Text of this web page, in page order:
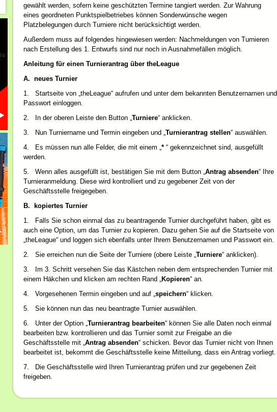
gewählt werden, sofern keine geschützten Termine tangiert werden. Zur Wahrung
eines geordneten Punktspielbetriebes können Sonderwünsche wegen
Platzbelegungen durch Turniere nicht berücksichtigt werden.
Außerdem muss auf folgendes hingewiesen werden: Nachmeldungen von Turnieren
nach Erstellung des 1. Entwurfs sind nur noch in Ausnahmefällen möglich.
Anleitung für einen Turnierantrag über theLeague
A. neues Turnier
1. Startseite von „theLeague“ aufrufen und unter dem bekannten Benutzernamen und
Passwort einloggen.
2. In der oberen Leiste den Button „Turniere“ anklicken.
3. Nun Turniername und Termin eingeben und „Turnierantrag stellen“ auswählen.
4. Es müssen nun alle Felder, die mit einem „* “ gekennzeichnet sind, ausgefüllt
werden.
5. Wenn alles ausgefüllt ist, bestätigen Sie mit dem Button „Antrag absenden“ Ihre
Turnieranmeldung. Diese wird kontrolliert und zu gegebener Zeit von der
Geschäftsstelle freigegeben.
B.
kopiertes Turnier
1. Falls Sie schon einmal das zu beantragende Turnier durchgeführt haben, gibt es
auch eine Option, um das Turnier zu kopieren. Dazu gehen Sie auf die Startseite von
„theLeague“ und loggen sich ebenfalls unter Ihrem Benutzernamen und Passwort ein.
2. Sie erreichen nun die Seite der Turniere (obere Leiste „Turniere“ anklicken).
3. Im 3. Schritt versehen Sie das Kästchen neben dem entsprechenden Turnier mit
einem Häkchen und klicken am rechten Rand „Kopieren“ an.
4. Vorgesehenen Termin eingeben und auf „speichern“ klicken.
5. Sie können nun das neu beantragte Turnier auswählen.
6. Unter der Option „Turnierantrag bearbeiten“ können Sie alle Daten noch einmal
bearbeiten bzw. kontrollieren und das Turnier somit zur Freigabe an die
Geschäftsstelle mit „Antrag absenden“ schicken. Bevor das Turnier nicht von Ihnen
bearbeitet ist, bekommt die Geschäftsstelle keine Mitteilung, dass ein Antrag vorliegt.
7. Die Geschäftsstelle wird Ihren Turnierantrag prüfen und zur gegebenen Zeit
freigeben.